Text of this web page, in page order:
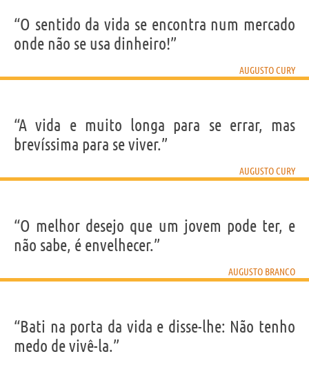
“O sentido da vida se encontra num mercado
onde não se usa dinheiro!”
AUGUSTO CURY
“A vida e muito longa para se errar, mas
brevíssima para se viver.”
AUGUSTO CURY
“O melhor desejo que um jovem pode ter, e
não sabe, é envelhecer.”
AUGUSTO BRANCO
“Bati na porta da vida e disse-lhe: Não tenho
medo de vivê-la.”